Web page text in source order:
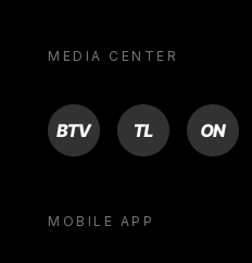
MEDIA CENTER
BTV TL ON
MOBILE APP